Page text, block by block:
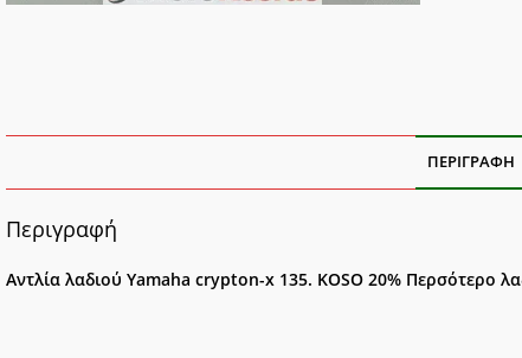
ΠΕΡΙΓΡΑΦΉ
Περιγραφή
Αντλία λαδιού Yamaha crypton-x 135. KOSO 20% Περσότερο